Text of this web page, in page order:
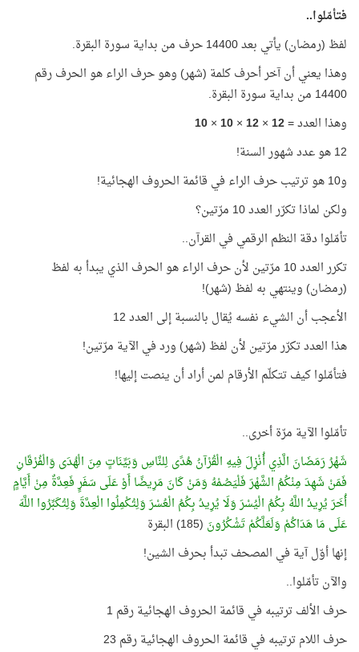
فتأمّلوا..
لفظ (رمضان) يأتي بعد 14400 حرف من بداية سورة البقرة.
وهذا يعني أن آخر أحرف كلمة (شهر) وهو حرف الراء هو الحرف رقم
14400 من بداية سورة البقرة.
وهذا العدد =12
×
12
×
10
×
10
12 هو عدد شهور السنة!
و10 هو ترتيب حرف الراء في قائمة الحروف الهجائية!
ولكن لماذا تكرّر العدد 10 مرّتين؟
تأمّلوا دقة النظم الرقمي في القرآن..
تكرر العدد 10 مرّتين لأن حرف الراء هو الحرف الذي يبدأ به لفظ
(رمضان) وينتهي به لفظ (شهر)!
الأعجب أن الشيء نفسه يُقال بالنسبة إلى العدد 12
هذا العدد تكرّر مرّتين لأن لفظ (شهر) ورد في الآية مرّتين!
فتأمّلوا كيف تتكلّم الأرقام لمن أراد أن ينصت إليها!
تأمّلوا الآية مرّة أخرى..
شَهْرُ رَمَضَانَ الَّذِي أُنْزِلَ فِيهِ الْقُرْآنُ هُدًى لِلنَّاسِ وَبَيِّنَاتٍ مِنَ الْهُدَى وَالْفُرْقَانِ
فَمَنْ شَهِدَ مِنْكُمُ الشَّهْرَ فَلْيَصُمْهُ وَمَنْ كَانَ مَرِيضًا أَوْ عَلَى سَفَرٍ فَعِدَّةٌ مِنْ أَيَّامٍ
أُخَرَ يُرِيدُ اللَّهُ بِكُمُ الْيُسْرَ وَلَا يُرِيدُ بِكُمُ الْعُسْرَ وَلِتُكْمِلُوا الْعِدَّةَ وَلِتُكَبِّرُوا اللَّهَ
عَلَى مَا هَدَاكُمْ وَلَعَلَّكُمْ تَشْكُرُونَ (185) البقرة
إنها أوّل آية في المصحف تبدأ بحرف الشين!
والآن تأمّلوا..
حرف الألف ترتيبه في قائمة الحروف الهجائية رقم 1
حرف اللام ترتيبه في قائمة الحروف الهجائية رقم 23